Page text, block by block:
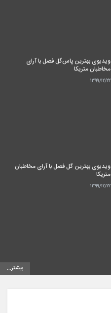
ویدیوی بهترین پاس‌گل فصل با آرای
مخاطبان متریکا
۱۳۹۹/۱۲/۲۲
ویدیوی بهترین گل فصل با آرای مخاطبان
متریکا
۱۳۹۹/۱۲/۲۲
بیشتر...